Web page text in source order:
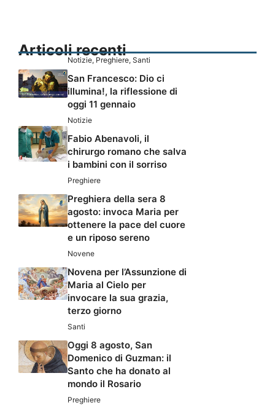
Articoli recenti
Notizie, Preghiere, Santi
San Francesco: Dio ci
illumina!, la riflessione di
oggi 11 gennaio
Notizie
Fabio Abenavoli, il
chirurgo romano che salva
i bambini con il sorriso
Preghiere
Preghiera della sera 8
agosto: invoca Maria per
ottenere la pace del cuore
e un riposo sereno
Novene
Novena per l’Assunzione di
Maria al Cielo per
invocare la sua grazia,
terzo giorno
Santi
Oggi 8 agosto, San
Domenico di Guzman: il
Santo che ha donato al
mondo il Rosario
Preghiere